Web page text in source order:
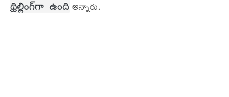
థ్రిల్లింగ్‌గా ఉంది అన్నారు.